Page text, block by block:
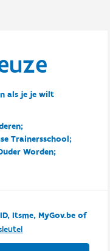
als je je wilt
Trainersschool;
Worden;
Itsme, MyGov.be of